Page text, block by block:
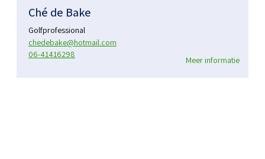
Ché de Bake
Golfprofessional
chedebake@hotmail.com
06-41416298
Meer informatie